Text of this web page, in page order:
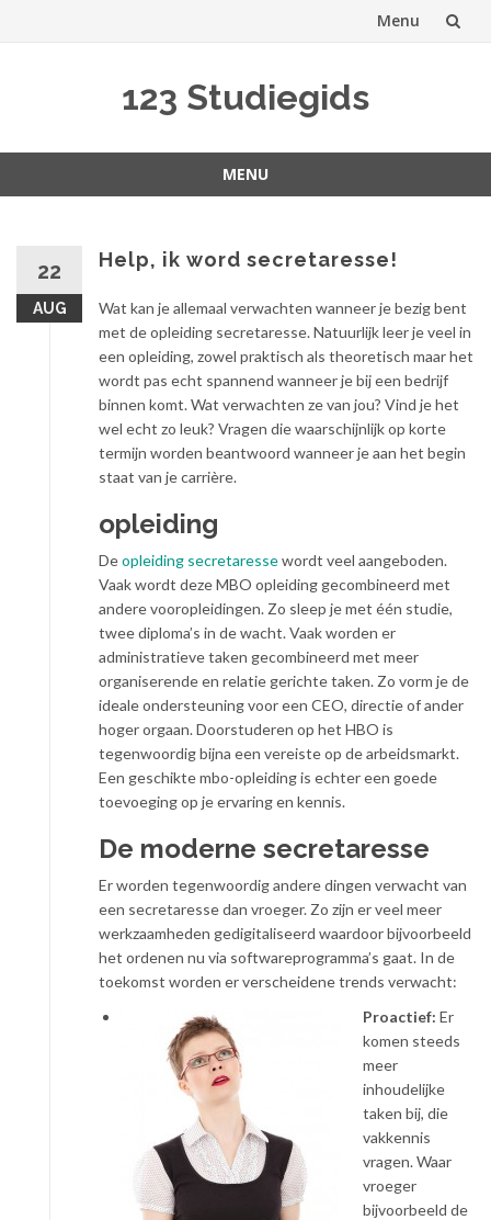
Menu
123 Studiegids
MENU
22
AUG
Help, ik word secretaresse!
Wat kan je allemaal verwachten wanneer je bezig bent
met de opleiding secretaresse. Natuurlijk leer je veel in
een opleiding, zowel praktisch als theoretisch maar het
wordt pas echt spannend wanneer je bij een bedrijf
binnen komt. Wat verwachten ze van jou? Vind je het
wel echt zo leuk? Vragen die waarschijnlijk op korte
termijn worden beantwoord wanneer je aan het begin
staat van je carrière.
opleiding
Deopleiding secretaressewordt veel aangeboden.
Vaak wordt deze MBO opleiding gecombineerd met
andere vooropleidingen. Zo sleep je met één studie,
twee diploma’s in de wacht. Vaak worden er
administratieve taken gecombineerd met meer
organiserende en relatie gerichte taken. Zo vorm je de
ideale ondersteuning voor een CEO, directie of ander
hoger orgaan. Doorstuderen op het HBO is
tegenwoordig bijna een vereiste op de arbeidsmarkt.
Een geschikte mbo-opleiding is echter een goede
toevoeging op je ervaring en kennis.
De moderne secretaresse
Er worden tegenwoordig andere dingen verwacht van
een secretaresse dan vroeger. Zo zijn er veel meer
werkzaamheden gedigitaliseerd waardoor bijvoorbeeld
het ordenen nu via softwareprogramma’s gaat. In de
toekomst worden er verscheidene trends verwacht:
Proactief: Er
komen steeds
meer
inhoudelijke
taken bij, die
vakkennis
vragen. Waar
vroeger
bijvoorbeeld de